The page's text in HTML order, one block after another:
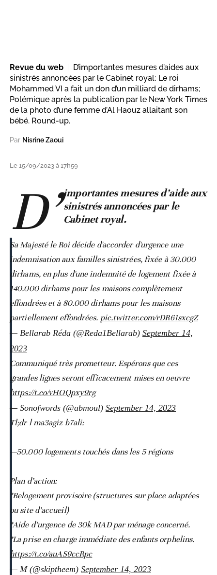
Revue du web
D’importantes mesures d’aides aux
sinistrés annoncées par le Cabinet royal; Le roi
Mohammed VI a fait un don d’un milliard de dirhams;
Polémique après la publication par le New York Times
de la photo d’une femme d’Al Haouz allaitant son
bébé. Round-up.
Par Nisrine Zaoui
Le 15/09/2023 à 17h59
D’ importantes mesures d’aide aux
sinistrés annoncées par le
Cabinet royal.
Sa Majesté le Roi décide d'accorder d'urgence une
indemnisation aux familles sinistrées, fixée à 30.000
dirhams, en plus d'une indemnité de logement fixée à
140.000 dirhams pour les maisons complètement
effondrées et à 80.000 dirhams pour les maisons
partiellement effondrées. pic.twitter.com/rDR61sxcgZ
— Bellarab Réda (@Reda1Bellarab) September 14,
2023
Communiqué très prometteur. Espérons que ces
grandes lignes seront efficacement mises en oeuvre
https://t.co/vHOQpxy9rg
— Sonofwords (@abmoul) September 14, 2023
Tl;dr l ma3agiz b7ali:
—50.000 logements touchés dans les 5 régions
Plan d’action:
*Relogement provisoire (structures sur place adaptées
ou site d’accueil)
*Aide d’urgence de 30k MAD par ménage concerné.
*La prise en charge immédiate des enfants orphelins.
https://t.co/auAS9ccRpc
— M (@skiptheem) September 14, 2023